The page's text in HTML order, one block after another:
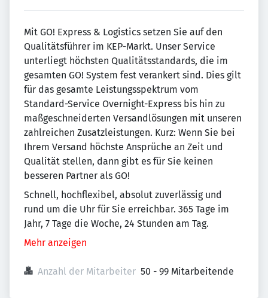
Mit GO! Express & Logistics setzen Sie auf den
Qualitätsführer im KEP-Markt. Unser Service
unterliegt höchsten Qualitätsstandards, die im
gesamten GO! System fest verankert sind. Dies gilt
für das gesamte Leistungsspektrum vom
Standard-Service Overnight-Express bis hin zu
maßgeschneiderten Versandlösungen mit unseren
zahlreichen Zusatzleistungen. Kurz: Wenn Sie bei
Ihrem Versand höchste Ansprüche an Zeit und
Qualität stellen, dann gibt es für Sie keinen
besseren Partner als GO!
Schnell, hochflexibel, absolut zuverlässig und
rund um die Uhr für Sie erreichbar. 365 Tage im
Jahr, 7 Tage die Woche, 24 Stunden am Tag.
Mehr anzeigen
Anzahl der Mitarbeiter 50 - 99 Mitarbeitende